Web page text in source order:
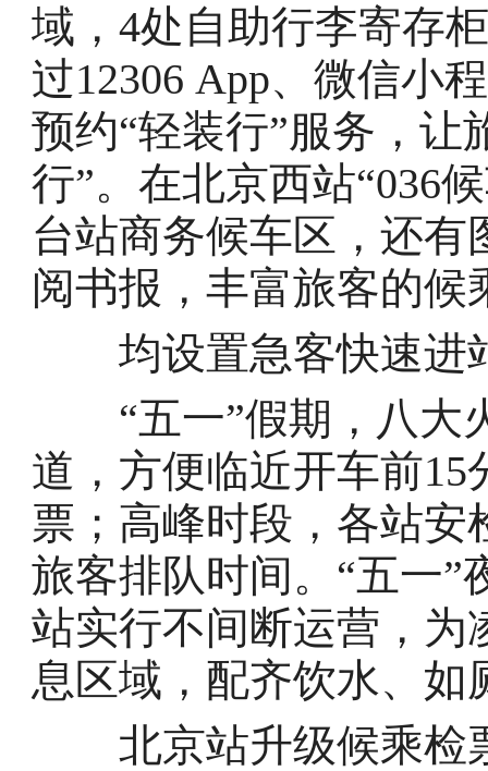
域，4处自助行李寄存
过12306 App、微信小
预约“轻装行”服务，让
行”。在北京西站“036
台站商务候车区，还
阅书报，丰富旅客的候
均设置急客快速进
“五一”假期，八大
道，方便临近开车前
票；高峰时段，各站
旅客排队时间。“五一
站实行不间断运营，为
息区域，配齐饮水、如
北京站升级候乘检